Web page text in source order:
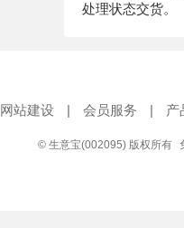
处理状态交货。
网站建设 | 会员服务 | 产
© 生意宝(002095) 版权所有